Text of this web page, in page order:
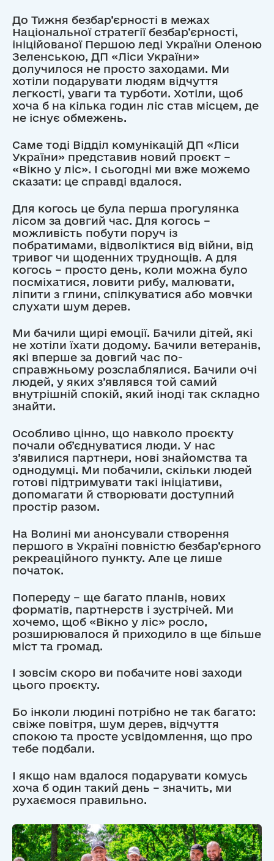
До Тижня безбар’єрності в межах
Національної стратегії безбар’єрності,
ініційованої Першою леді України Оленою
Зеленською, ДП «Ліси України»
долучилося не просто заходами. Ми
хотіли подарувати людям відчуття
легкості, уваги та турботи. Хотіли, щоб
хоча б на кілька годин ліс став місцем, де
не існує обмежень.
Саме тоді Відділ комунікацій ДП «Ліси
України» представив новий проєкт –
«Вікно у ліс». І сьогодні ми вже можемо
сказати: це справді вдалося.
Для когось це була перша прогулянка
лісом за довгий час. Для когось –
можливість побути поруч із
побратимами, відволіктися від війни, від
тривог чи щоденних труднощів. А для
когось – просто день, коли можна було
посміхатися, ловити рибу, малювати,
ліпити з глини, спілкуватися або мовчки
слухати шум дерев.
Ми бачили щирі емоції. Бачили дітей, які
не хотіли їхати додому. Бачили ветеранів,
які вперше за довгий час по-
справжньому розслаблялися. Бачили очі
людей, у яких з’являвся той самий
внутрішній спокій, який іноді так складно
знайти.
Особливо цінно, що навколо проєкту
почали об’єднуватися люди. У нас
з’явилися партнери, нові знайомства та
однодумці. Ми побачили, скільки людей
готові підтримувати такі ініціативи,
допомагати й створювати доступний
простір разом.
На Волині ми анонсували створення
першого в Україні повністю безбар’єрного
рекреаційного пункту. Але це лише
початок.
Попереду – ще багато планів, нових
форматів, партнерств і зустрічей. Ми
хочемо, щоб «Вікно у ліс» росло,
розширювалося й приходило в ще більше
міст та громад.
І зовсім скоро ви побачите нові заходи
цього проєкту.
Бо інколи людині потрібно не так багато:
свіже повітря, шум дерев, відчуття
спокою та просте усвідомлення, що про
тебе подбали.
І якщо нам вдалося подарувати комусь
хоча б один такий день – значить, ми
рухаємося правильно.